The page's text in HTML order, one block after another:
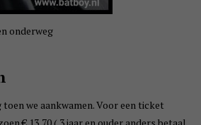
onderweg
we aankwamen. Voor een ticket